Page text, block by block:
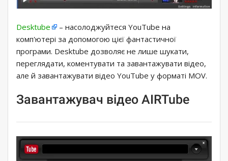
Desktube
– насолоджуйтеся YouTube на
комп'ютері за допомогою цієї фантастичної
програми. Desktube дозволяє не лише шукати,
переглядати, коментувати та завантажувати відео,
але й завантажувати відео YouTube у форматі MOV.
Завантажувач відео AIRTube